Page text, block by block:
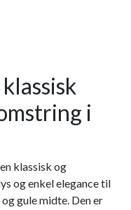
i
klassisk og
og enkel elegance til
gule midte. Den er